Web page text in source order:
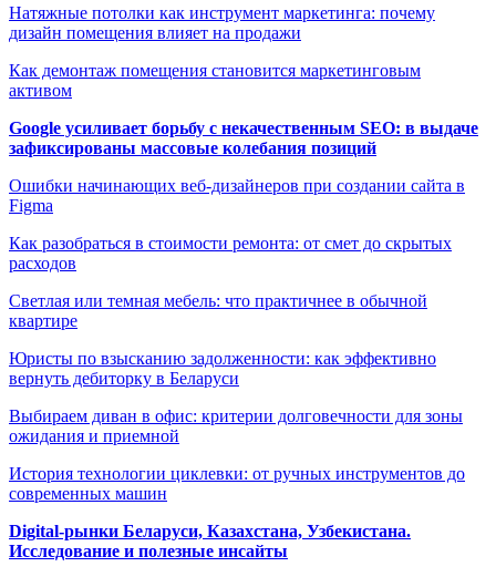
Натяжные потолки как инструмент маркетинга: почему
дизайн помещения влияет на продажи
Как демонтаж помещения становится маркетинговым
активом
Google усиливает борьбу с некачественным SEO: в выдаче
зафиксированы массовые колебания позиций
Ошибки начинающих веб-дизайнеров при создании сайта в
Figma
Как разобраться в стоимости ремонта: от смет до скрытых
расходов
Светлая или темная мебель: что практичнее в обычной
квартире
Юристы по взысканию задолженности: как эффективно
вернуть дебиторку в Беларуси
Выбираем диван в офис: критерии долговечности для зоны
ожидания и приемной
История технологии циклевки: от ручных инструментов до
современных машин
Digital-рынки Беларуси, Казахстана, Узбекистана.
Исследование и полезные инсайты